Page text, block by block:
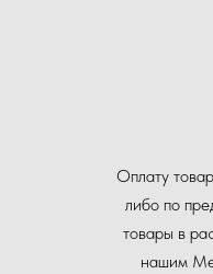
Оплату
либо по
товары в
нашим